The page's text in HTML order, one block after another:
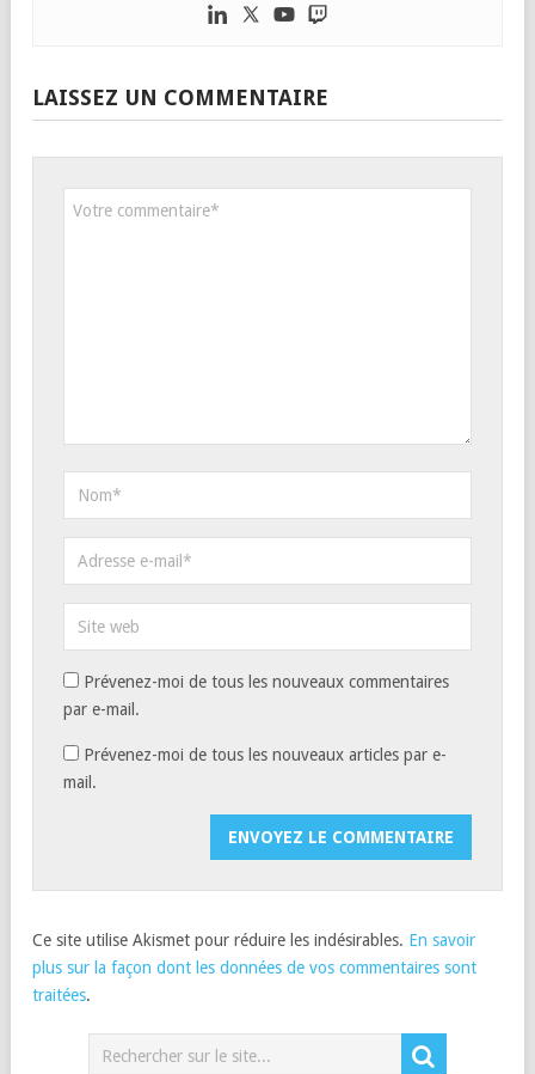
LAISSEZ UN COMMENTAIRE
Prévenez-moi de tous les nouveaux commentaires
par e-mail.
Prévenez-moi de tous les nouveaux articles par e-
mail.
Ce site utilise Akismet pour réduire les indésirables. En savoir
plus sur la façon dont les données de vos commentaires sont
traitées.